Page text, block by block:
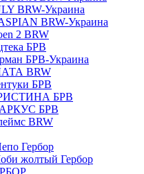
BRW-Украина
BRW-Украина
2 BRW
БРВ
БРВ-Украина
BRW
БРВ
БРВ
БРВ
BRW
Гербор
жолтый Гербор